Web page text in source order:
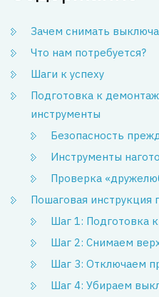
Зачем снимать
Что нам потребуется?
Шаги к успеху
Подготовка к
инструменты
Безопасность
Инструменты
Проверка
Пошаговая инструкция
Шаг 1: Подготовка
Шаг 2: Снимаем
Шаг 3: Отключаем
Шаг 4: Убираем